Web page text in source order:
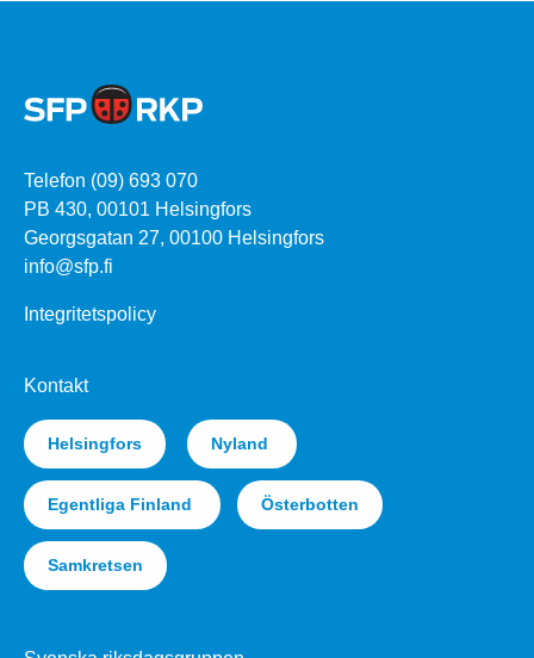
Telefon (09) 693 070
PB 430, 00101 Helsingfors
Georgsgatan 27, 00100 Helsingfors
info@sfp.fi
Integritetspolicy
Kontakt
Helsingfors Nyland
Egentliga Finland Österbotten
Samkretsen